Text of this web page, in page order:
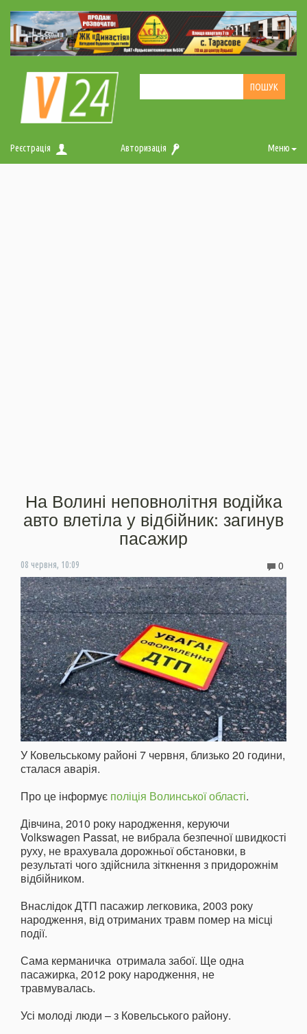
Реєстрація Авторизація Меню
На Волині неповнолітня водійка
авто влетіла у відбійник: загинув
пасажир
08 червня, 10:09 0
У Ковельському районі 7 червня, близько 20 години,
сталася аварія.
Про це інформує поліція Волинської області.
Дівчина, 2010 року народження, керуючи
Volkswagen Passat, не вибрала безпечної швидкості
руху, не врахувала дорожньої обстановки, в
результаті чого здійснила зіткнення з придорожнім
відбійником.
Внаслідок ДТП пасажир легковика, 2003 року
народження, від отриманих травм помер на місці
події.
Сама керманичка отримала забої. Ще одна
пасажирка, 2012 року народження, не
травмувалась.
Усі молоді люди – з Ковельського району.